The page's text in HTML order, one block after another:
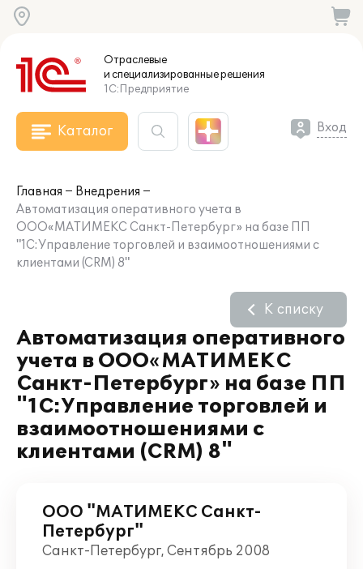
Отраслевые
и специализированныерешения
1С:Предприятие
Каталог Вход
Главная
Внедрения
Автоматизация оперативного учета в
ООО«МАТИМЕКС Санкт-Петербург» на базе ПП
"1С:Управление торговлей и взаимоотношениями с
клиентами (CRM) 8"
Автоматизация оперативного
учета в ООО«МАТИМЕКС
Санкт-Петербург» на базе ПП
"1С:Управление торговлей и
взаимоотношениями с
клиентами (CRM) 8"
К списку
ООО "МАТИМЕКС Санкт-
Петербург"
Санкт-Петербург, Сентябрь 2008